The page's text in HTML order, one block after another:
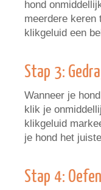
hond
meerdere keren
klikgeluid een
Stap 3:
Wanneer je
klik je
klikgeluid
je hond het
Stap 4: